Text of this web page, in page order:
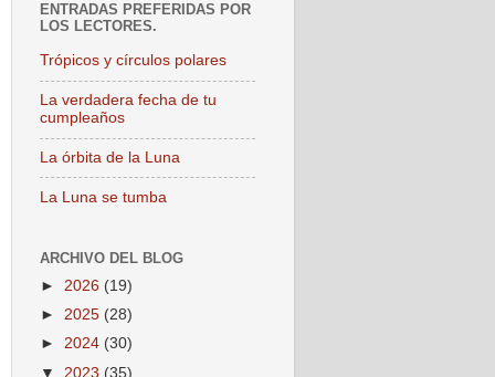
ENTRADAS PREFERIDAS POR
LOS LECTORES.
Trópicos y círculos polares
La verdadera fecha de tu
cumpleaños
La órbita de la Luna
La Luna se tumba
ARCHIVO DEL BLOG
► 2026 (19)
► 2025 (28)
► 2024 (30)
▼ 2023 (35)